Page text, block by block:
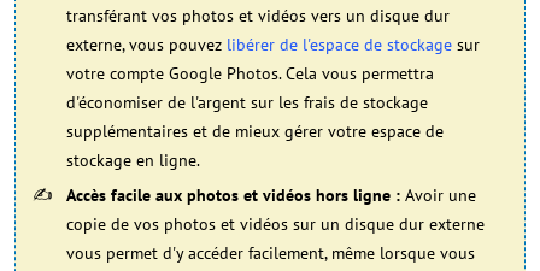
transférant vos photos et vidéos vers un disque dur
externe, vous pouvez libérer de l'espace de stockage sur
votre compte Google Photos. Cela vous permettra
d'économiser de l'argent sur les frais de stockage
supplémentaires et de mieux gérer votre espace de
stockage en ligne.
Accès facile aux photos et vidéos hors ligne : Avoir une
copie de vos photos et vidéos sur un disque dur externe
vous permet d'y accéder facilement, même lorsque vous